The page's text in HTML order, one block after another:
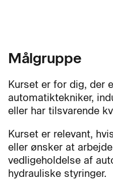
Målgruppe
Kurset er for dig, der
automatiktekniker,
eller har tilsvarende
Kurset er relevant,
eller ønsker at
vedligeholdelse af
hydrauliske styringer.